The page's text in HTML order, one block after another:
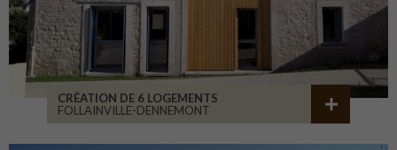
CRÉATION DE 6 LOGEMENTS
FOLLAINVILLE-DENNEMONT